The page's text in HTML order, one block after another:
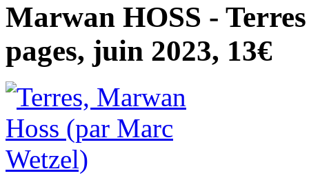
Marwan HOSS -
pages, juin 2023, 13€